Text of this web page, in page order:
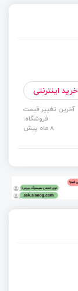
خرید اینترنتی
آخرین تغییر قیمت
فروشگاه:
8 ماه پیش